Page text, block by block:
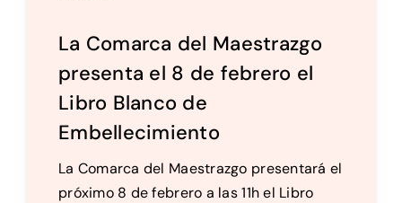
La Comarca del Maestrazgo
presenta el 8 de febrero el
Libro Blanco de
Embellecimiento
La Comarca del Maestrazgo presentará el
próximo 8 de febrero a las 11h el Libro